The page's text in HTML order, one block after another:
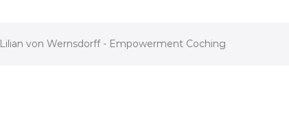
Lilian von Wernsdorff - Empowerment Coching